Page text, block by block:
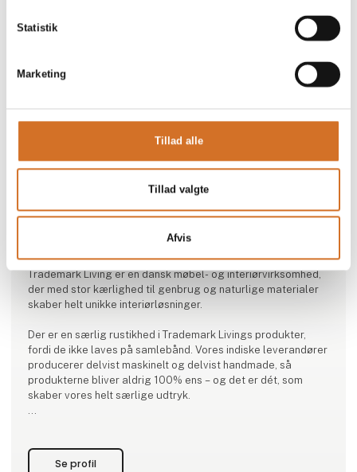
Statistik
Marketing
Tillad alle
Tillad valgte
Afvis
Trademark Living er en dansk møbel- og interiørvirksomhed,
der med stor kærlighed til genbrug og naturlige materialer
skaber helt unikke interiørløsninger.
Der er en særlig rustikhed i Trademark Livings produkter,
fordi de ikke laves på samlebånd. Vores indiske leverandører
producerer delvist maskinelt og delvist handmade, så
produkterne bliver aldrig 100% ens – og det er dét, som
skaber vores helt særlige udtryk.
Måske skaber det forhindringer undervejs, men det skab
Se profil